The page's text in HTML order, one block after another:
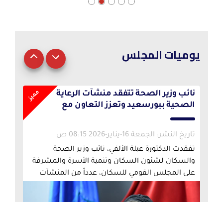
الأسئلة الشائعة
يوميات المجلس
مميز
نائب وزير الصحة تتفقد منشآت الرعاية
الصحية ببورسعيد وتعزز التعاون مع
الهيئة والجامعة لدعم الولادة
تاريخ النشر: الجمعة 16-يناير-2026 08:15 ص
تفقدت الدكتورة عبلة الألفي، نائب وزير الصحة
والسكان لشئون السكان وتنمية الأسرة والمشرفة
على المجلس القومي للسكان، عدداً من المنشآت
الصحية التابعة للهيئة العامة للرعاية الصحية
بمحافظة بورسعيد،